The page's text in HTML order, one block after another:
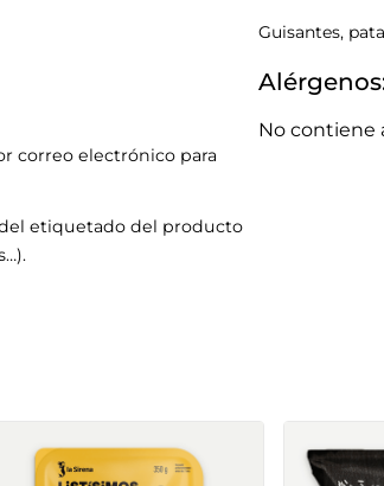
correo electrónico para
etiquetado del producto
Guisantes,
No contiene
Mezcla 3 floretes micro
Listísimos